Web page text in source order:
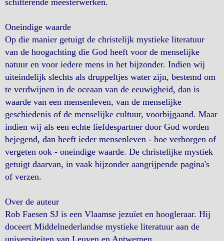
Oneindige waarde
Op die manier getuigt de christelijk mystieke literatuur
van de hoogachting die God heeft voor de menselijke
natuur en voor iedere mens in het bijzonder. Indien wij
uiteindelijk slechts als druppeltjes water zijn, bestemd om
te verdwijnen in de oceaan van de eeuwigheid, dan is
waarde van een mensenleven, van de menselijke
geschiedenis of de menselijke cultuur, voorbijgaand. Maar
indien wij als een echte liefdespartner door God worden
bejegend, dan heeft ieder mensenleven - hoe verborgen of
vergeten ook - oneindige waarde. De christelijke mystiek
getuigt daarvan, in vaak bijzonder aangrijpende pagina's
of verzen.
Over de auteur
Rob Faesen SJ is een Vlaamse jezuïet en hoogleraar. Hij
doceert Middelnederlandse mystieke literatuur aan de
universiteiten van Leuven en Antwerpen.